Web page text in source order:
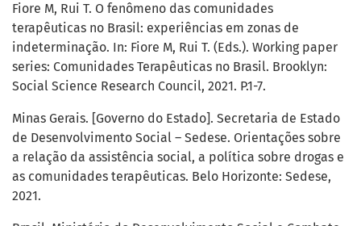
Fiore M, Rui T. O fenômeno das comunidades
terapêuticas no Brasil: experiências em zonas de
indeterminação. In: Fiore M, Rui T. (Eds.). Working paper
series: Comunidades Terapêuticas no Brasil. Brooklyn:
Social Science Research Council, 2021. P.1-7.
Minas Gerais. [Governo do Estado]. Secretaria de Estado
de Desenvolvimento Social – Sedese. Orientações sobre
a relação da assistência social, a política sobre drogas e
as comunidades terapêuticas. Belo Horizonte: Sedese,
2021.